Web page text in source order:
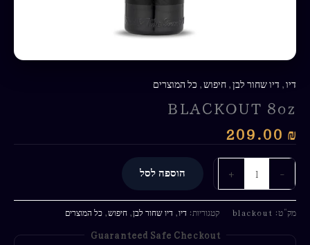
דיו, דיו שחור לבן, חיפוש, כל המוצרים
BLACKOUT 8oz
209.00 ₪
-
+ הוספה לסל
מק"ט: blackout קטגוריות: דיו, דיו שחור לבן, חיפוש, כל המוצרים
Guaranteed Safe Checkout